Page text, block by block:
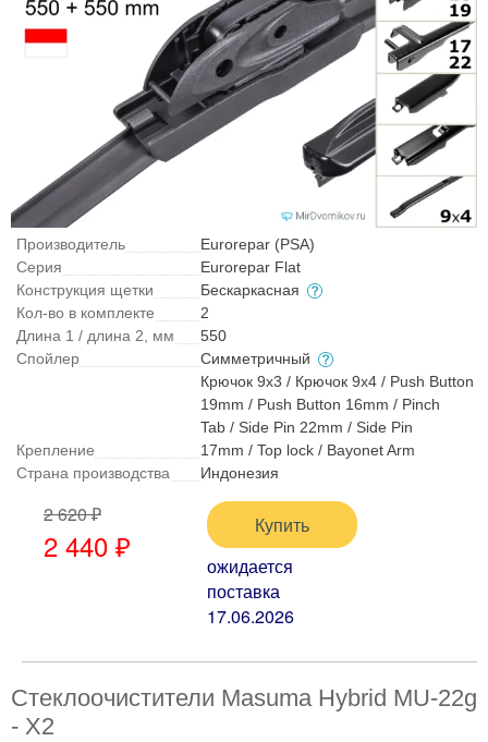
Производитель
Eurorepar (PSA)
Серия
Eurorepar Flat
Конструкция щетки
Бескаркасная
Кол-во в комплекте
2
Длина 1 / длина 2, мм
550
Спойлер
Симметричный
Крепление
Крючок 9x3 / Крючок 9x4 / Push Button
19mm / Push Button 16mm / Pinch
Tab / Side Pin 22mm / Side Pin
17mm / Top lock / Bayonet Arm
Страна производства
Индонезия
2 620 ₽
2 440 ₽
Купить
ожидается
поставка
17.06.2026
Стеклоочистители Masuma Hybrid MU-22g
- X2